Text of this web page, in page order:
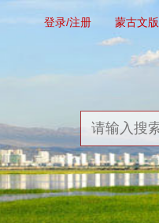
登录/注册 蒙古文版